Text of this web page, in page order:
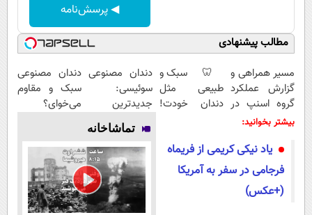
◀ پرسش‌نامه
مطالب پیشنهادی
مسیر همراهی و
گزارش عملکرد
گروه اسنپ در
۱۴۰۴
🦷 سبک و
طبیعی مثل
دندان خودت!
اقساطی 💳 📍
تهران
دندان مصنوعی
سوئیسی:
جدیدترین
فناوری اروپا،
سبک و مقاوم |
پرداخت قسطی
دندان مصنوعی
سبک و مقاوم
می‌خوای؟
داریم!😍 | 📍
تهران
بیشتر بخوانید:
یاد نیکی کریمی از فریماه
فرجامی در سفر به آمریکا
(+عکس)
تماشاخانه